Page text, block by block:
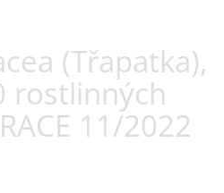
(Třapatka),
rostlinných
11/2022